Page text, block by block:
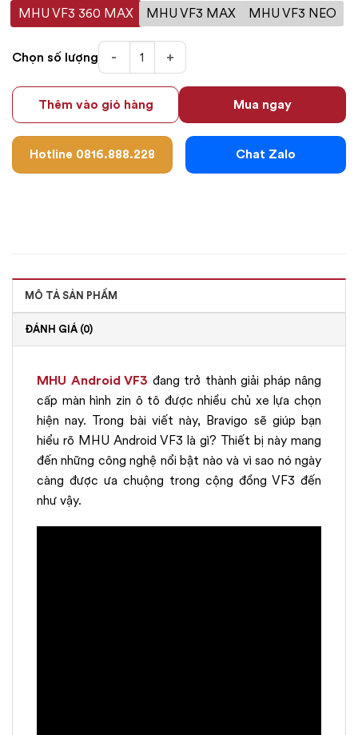
MHU VF3 360 MAX
MHU VF3 MAX MHU VF3 NEO
Chọn số lượngMHU Android VF3 số lượng
Thêm vào giỏ hàng Mua ngay
Hotline 0816.888.228 Chat Zalo
MÔ TẢ SẢN PHẨM
ĐÁNH GIÁ (0)
MHU Android VF3 đang trở thành giải pháp nâng
cấp màn hình zin ô tô được nhiều chủ xe lựa chọn
hiện nay. Trong bài viết này, Bravigo sẽ giúp bạn
hiểu rõ MHU Android VF3 là gì? Thiết bị này mang
đến những công nghệ nổi bật nào và vì sao nó ngày
càng được ưa chuộng trong cộng đồng VF3 đến
như vậy.